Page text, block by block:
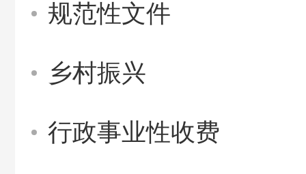
规范性文件
乡村振兴
行政事业性收费